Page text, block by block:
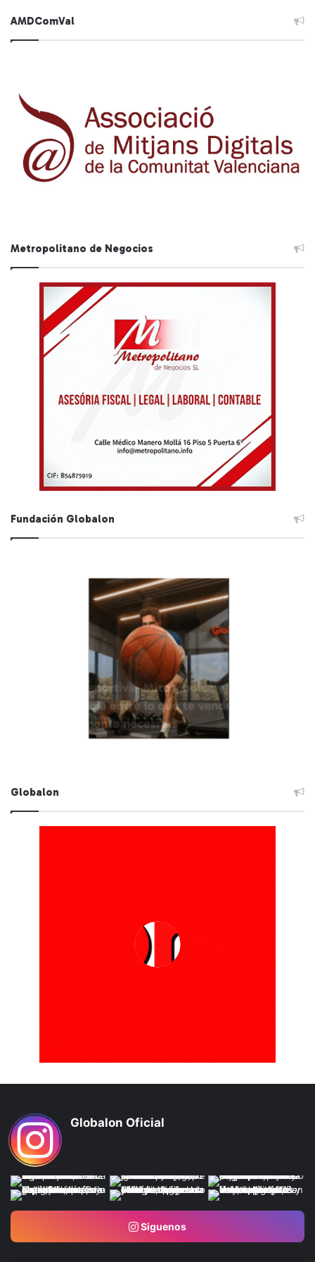
AMDComVal
Metropolitano de Negocios
Fundación Globalon
Globalon
Globalon Oficial
Siguenos